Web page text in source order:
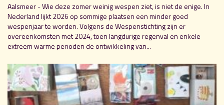
Aalsmeer - Wie deze zomer weinig wespen ziet, is niet de enige. In
Nederland lijkt 2026 op sommige plaatsen een minder goed
wespenjaar te worden. Volgens de Wespenstichting zijn er
overeenkomsten met 2024, toen langdurige regenval en enkele
extreem warme perioden de ontwikkeling van...